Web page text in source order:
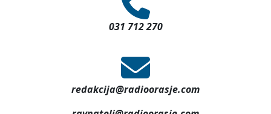
031 712 270
redakcija@radioorasje.com